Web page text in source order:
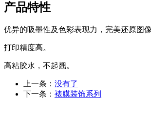
产品特性
优异的吸墨性及色彩表现力，完美还原图像
打印精度高。
高粘胶水，不起翘。
上一条： 没有了
下一条： 裱膜装饰系列